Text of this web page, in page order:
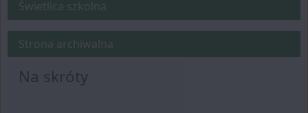
Świetlica szkolna
Archiwum
Strona archiwalna
Na skróty